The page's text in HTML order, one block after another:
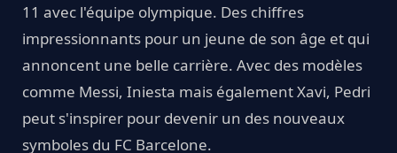
11 avec l'équipe olympique. Des chiffres
impressionnants pour un jeune de son âge et qui
annoncent une belle carrière. Avec des modèles
comme Messi, Iniesta mais également Xavi, Pedri
peut s'inspirer pour devenir un des nouveaux
symboles du FC Barcelone.